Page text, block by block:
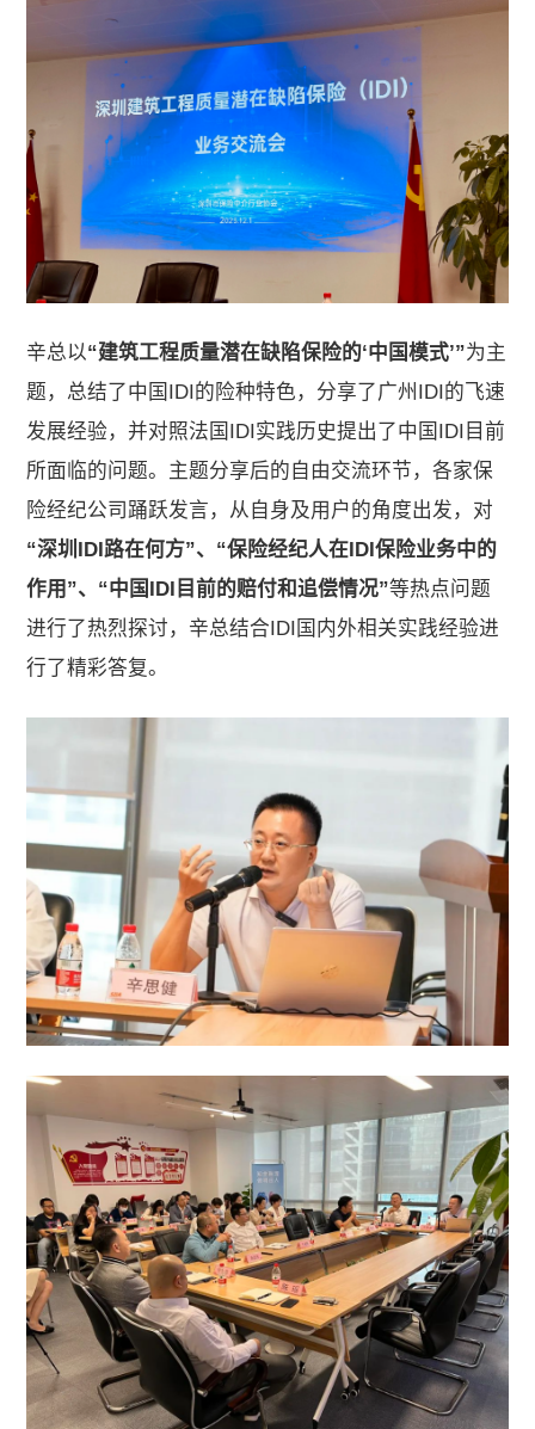
辛总以“建筑工程质量潜在缺陷保险的‘中国模式’”为主
题，总结了中国IDI的险种特色，分享了广州IDI的飞速
发展经验，并对照法国IDI实践历史提出了中国IDI目前
所面临的问题。主题分享后的自由交流环节，各家保
险经纪公司踊跃发言，从自身及用户的角度出发，对
“深圳IDI路在何方”、“保险经纪人在IDI保险业务中的
作用”、“中国IDI目前的赔付和追偿情况”等热点问题
进行了热烈探讨，辛总结合IDI国内外相关实践经验进
行了精彩答复。